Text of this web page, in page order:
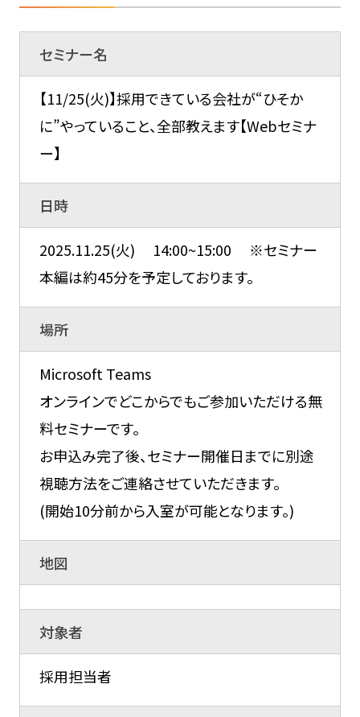
セミナー名
【11/25(火)】採用できている会社が“ひそか
に”やっていること、全部教えます【Webセミナ
ー】
日時
2025.11.25(火) 14:00~15:00 ※セミナー
本編は約45分を予定しております。
場所
Microsoft Teams
オンラインでどこからでもご参加いただける無
料セミナーです。
お申込み完了後、セミナー開催日までに別途
視聴方法をご連絡させていただきます。
(開始10分前から入室が可能となります。)
地図
対象者
採用担当者